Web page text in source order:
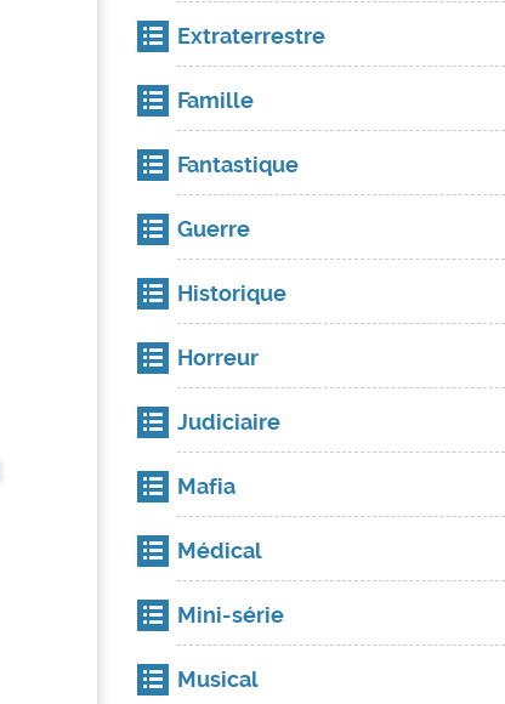
Extraterrestre
Famille
Fantastique
Guerre
Historique
Horreur
Judiciaire
Mafia
Médical
Mini-série
Musical